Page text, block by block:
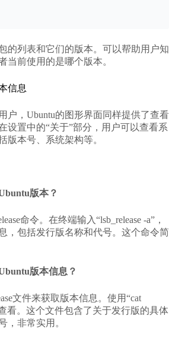
的列表和它们的版本。可以帮助用户知
当前使用的是哪个版本。
信息
户，Ubuntu的图形界面同样提供了查看
设置中的“关于”部分，用户可以查看系
版本号、系统架构等。
版本？
命令。在终端输入“lsb_release -a”，
，包括发行版名称和代号。这个命令简
版本信息？
文件来获取版本信息。使用“cat
查看。这个文件包含了关于发行版的具体
，非常实用。